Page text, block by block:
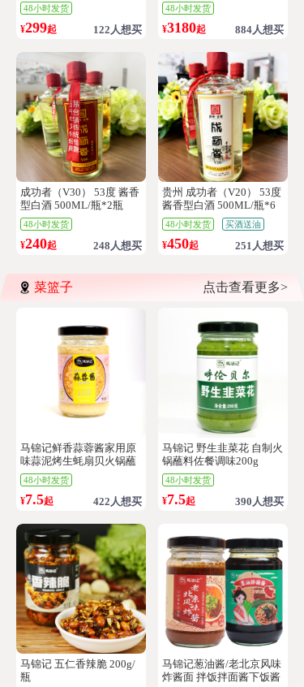
48小时发货
¥299起 122人想买
48小时发货
¥3180起 884人想买
成功者（V30） 53度 酱香
型白酒 500ML/瓶*2瓶
48小时发货
¥240起 248人想买
贵州 成功者（V20） 53度
酱香型白酒 500ML/瓶*6
瓶
48小时发货 买酒送油
¥450起 251人想买
菜篮子 点击查看更多>
马锦记鲜香蒜蓉酱家用原
味蒜泥烤生蚝扇贝火锅蘸
料紫皮蒜火锅调料
48小时发货
¥7.5起 422人想买
马锦记 野生韭菜花 自制火
锅蘸料佐餐调味200g
48小时发货
¥7.5起 390人想买
马锦记 五仁香辣脆 200g/
瓶
马锦记葱油酱/老北京风味
炸酱面 拌饭拌面酱下饭酱